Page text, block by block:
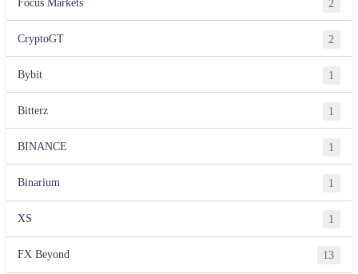
2
CryptoGT 2
Bybit 1
Bitterz 1
BINANCE 1
Binarium 1
XS 1
FX Beyond 13